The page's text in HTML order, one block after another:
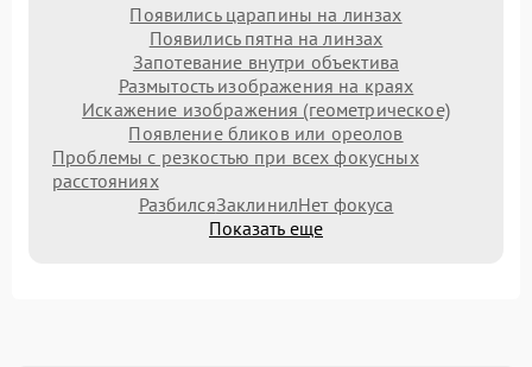
Появились царапины на линзах
Появились пятна на линзах
Запотевание внутри объектива
Размытость изображения на краях
Искажение изображения (геометрическое)
Появление бликов или ореолов
Проблемы с резкостью при всех фокусных
расстояниях
РазбилсяЗаклинилНет фокуса
Показать еще